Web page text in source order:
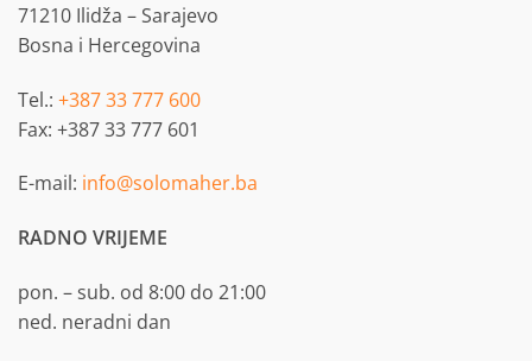
71210 Ilidža – Sarajevo
Bosna i Hercegovina
Tel.: +387 33 777 600
Fax: +387 33 777 601
E-mail: info@solomaher.ba
RADNO VRIJEME
pon. – sub. od 8:00 do 21:00
ned. neradni dan